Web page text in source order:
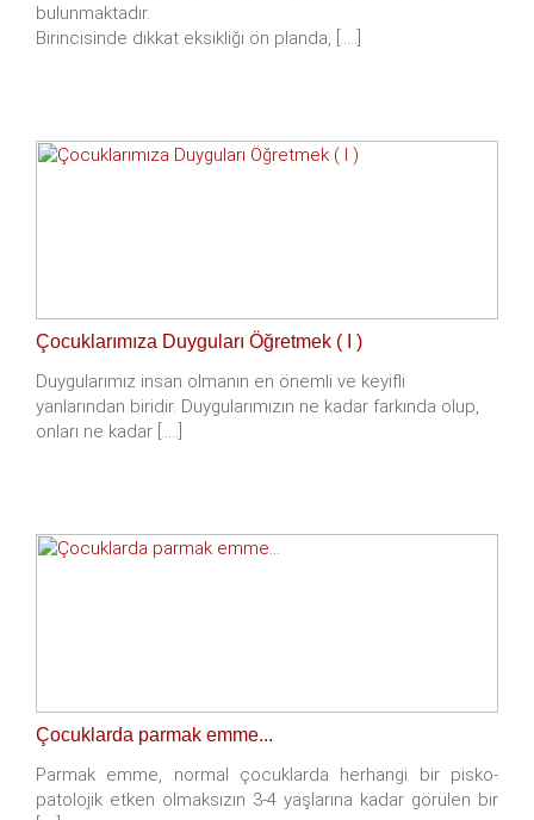
bulunmaktadır.
Birincisinde dikkat eksikliği ön planda, [.....]
Çocuklarımıza Duyguları Öğretmek ( I )
Duygularımız insan olmanın en önemli ve keyifli
yanlarından biridir. Duygularımızın ne kadar farkında olup,
onları ne kadar [.....]
Çocuklarda parmak emme...
Parmak emme, normal çocuklarda herhangi bir pisko-
patolojik etken olmaksızın 3-4 yaşlarına kadar görülen bir